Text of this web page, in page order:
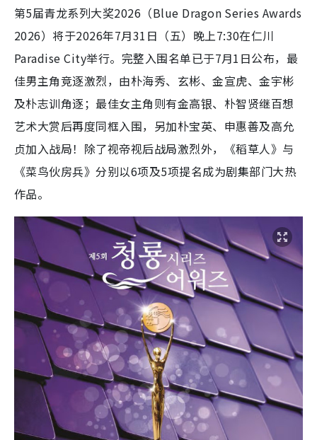
第5届青龙系列大奖2026（Blue Dragon Series Awards
2026）将于2026年7月31日（五）晚上7:30在仁川
Paradise City举行。完整入围名单已于7月1日公布，最
佳男主角竞逐激烈，由朴海秀、玄彬、金宣虎、金宇彬
及朴志训角逐；最佳女主角则有金高银、朴智贤继百想
艺术大赏后再度同框入围，另加朴宝英、申惠善及高允
贞加入战局！除了视帝视后战局激烈外，《稻草人》与
《菜鸟伙房兵》分别以6项及5项提名成为剧集部门大热
作品。